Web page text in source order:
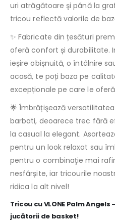
uri atrăgătoare şi până la
tricou reflectă valorile de
✨ Fabricate din țesături
oferă confort și durabilitate.
ieșire obișnuită, o întâlnire
acasă, te poți baza pe
excepționale pe care le
🌟 Îmbrățişează
barbati, deoarece trec fără
la casual la elegant.
pentru un look relaxat sau
pentru o combinaţie mai
nesfârșite, iar tricourile
ridica la alt nivel!
Tricou cu VLONE Palm
jucătorii de basket!